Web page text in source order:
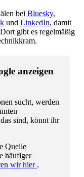
bei Bluesky,
und LinkedIn, damit
gibt es regelmäßig
anzeigen
sucht, werden
sind, könnt ihr
Quelle
häufiger
wir hier .